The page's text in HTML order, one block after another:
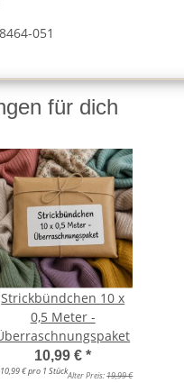
051
für dich
Strickbündchen 10 x
0,5 Meter -
10,99 €*
10,99 € pro 1 StückAlter Preis:19,99 €